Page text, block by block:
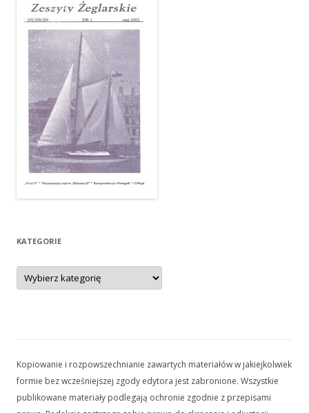
KATEGORIE
Kategorie
Kopiowanie i rozpowszechnianie zawartych materiałów w jakiejkolwiek
formie bez wcześniejszej zgody edytora jest zabronione. Wszystkie
publikowane materiały podlegają ochronie zgodnie z przepisami